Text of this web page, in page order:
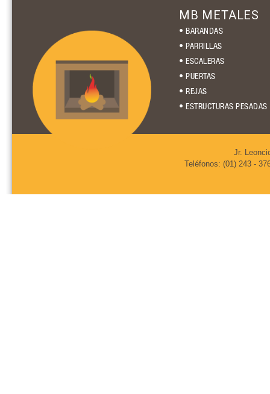
MB METALES
• BARANDAS
• PARRILLAS
• ESCALERAS
• PUERTAS
• REJAS
• ESTRUCTURAS PESADAS
Jr.
Teléfonos: (01) 243 -